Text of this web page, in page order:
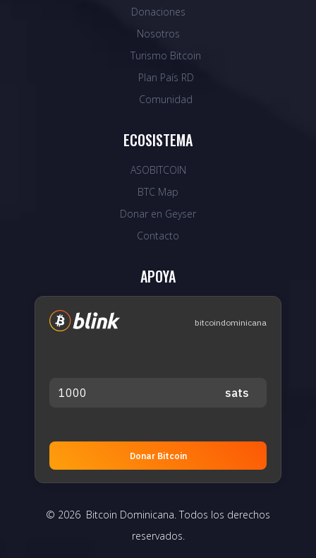
Donaciones
Nosotros
Turismo Bitcoin
Plan País RD
Comunidad
ECOSISTEMA
ASOBITCOIN
BTC Map
Donar en Geyser
Contacto
APOYA
bitcoindominicana
Donar Bitcoin
© 2026 Bitcoin Dominicana. Todos los derechos
reservados.